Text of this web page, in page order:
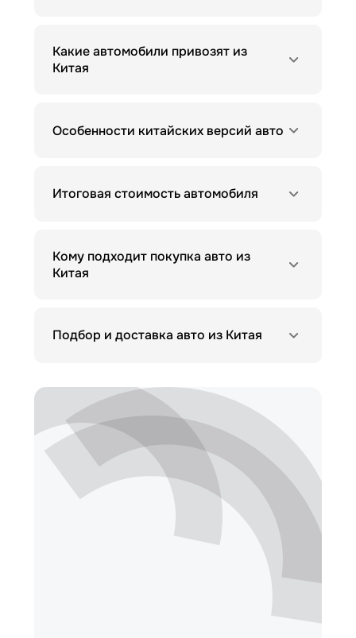
Какие автомобили привозят из
Китая
Особенности китайских версий авто
Итоговая стоимость автомобиля
Кому подходит покупка авто из
Китая
Подбор и доставка авто из Китая